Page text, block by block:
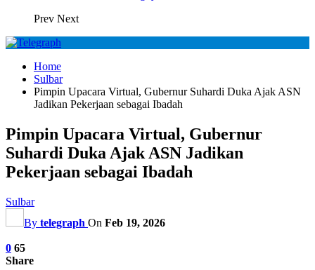
Prev Next
Home
Sulbar
Pimpin Upacara Virtual, Gubernur Suhardi Duka Ajak ASN
Jadikan Pekerjaan sebagai Ibadah
Pimpin Upacara Virtual, Gubernur
Suhardi Duka Ajak ASN Jadikan
Pekerjaan sebagai Ibadah
Sulbar
By telegraph On Feb 19, 2026
0 65
Share